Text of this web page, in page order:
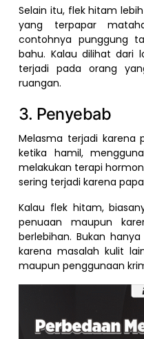
Selain itu, flek hitam
yang terpapar
contohnya punggung
bahu. Kalau dilihat dari
terjadi pada orang
ruangan.
3. Penyebab
Melasma terjadi karena
ketika hamil,
melakukan terapi
sering terjadi karena
Kalau flek hitam,
penuaan maupun
berlebihan. Bukan
karena masalah kulit
maupun penggunaan